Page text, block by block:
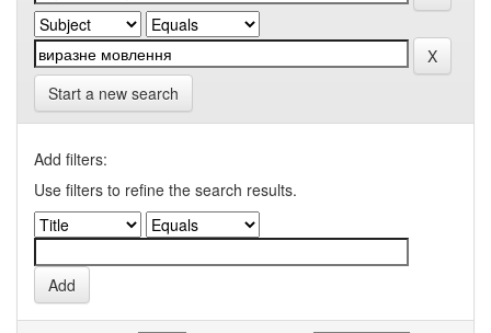
Start a new search
Add filters:
Use filters to refine the search results.